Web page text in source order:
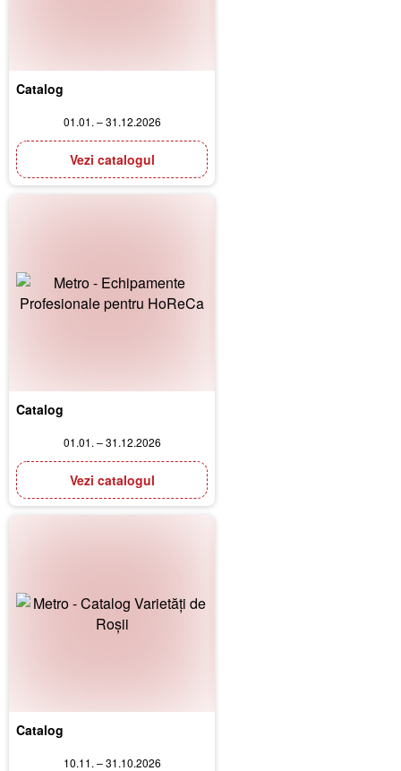
Catalog
01.01. – 31.12.2026
Vezi catalogul
Catalog
01.01. – 31.12.2026
Vezi catalogul
Catalog
10.11. – 31.10.2026